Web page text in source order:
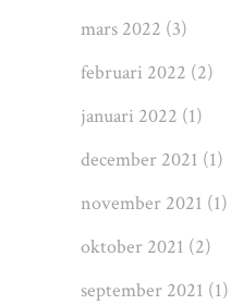
mars 2022 (3)
februari 2022 (2)
januari 2022 (1)
december 2021 (1)
november 2021 (1)
oktober 2021 (2)
september 2021 (1)